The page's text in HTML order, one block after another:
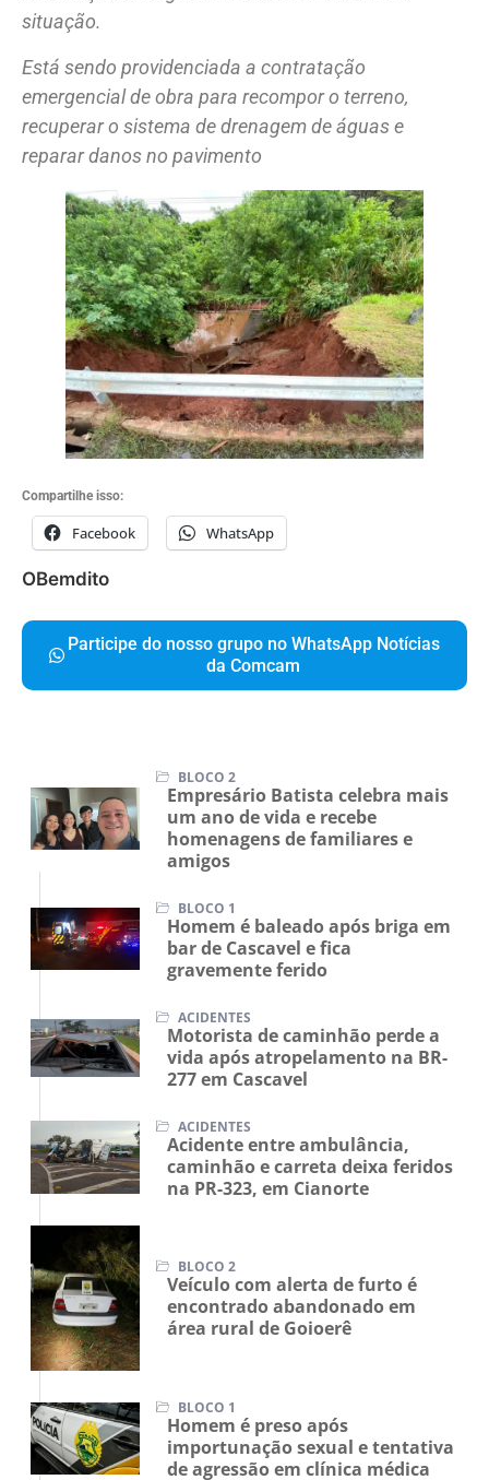
situação.
Está sendo providenciada a contratação
emergencial de obra para recompor o terreno,
recuperar o sistema de drenagem de águas e
reparar danos no pavimento
Compartilhe isso:
Facebook WhatsApp
OBemdito
Participe do nosso grupo no WhatsApp Notícias
da Comcam
BLOCO 2
Empresário Batista celebra mais
um ano de vida e recebe
homenagens de familiares e
amigos
BLOCO 1
Homem é baleado após briga em
bar de Cascavel e fica
gravemente ferido
ACIDENTES
Motorista de caminhão perde a
vida após atropelamento na BR-
277 em Cascavel
ACIDENTES
Acidente entre ambulância,
caminhão e carreta deixa feridos
na PR-323, em Cianorte
BLOCO 2
Veículo com alerta de furto é
encontrado abandonado em
área rural de Goioerê
BLOCO 1
Homem é preso após
importunação sexual e tentativa
de agressão em clínica médica